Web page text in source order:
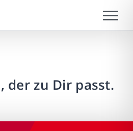
der zu Dir passt.